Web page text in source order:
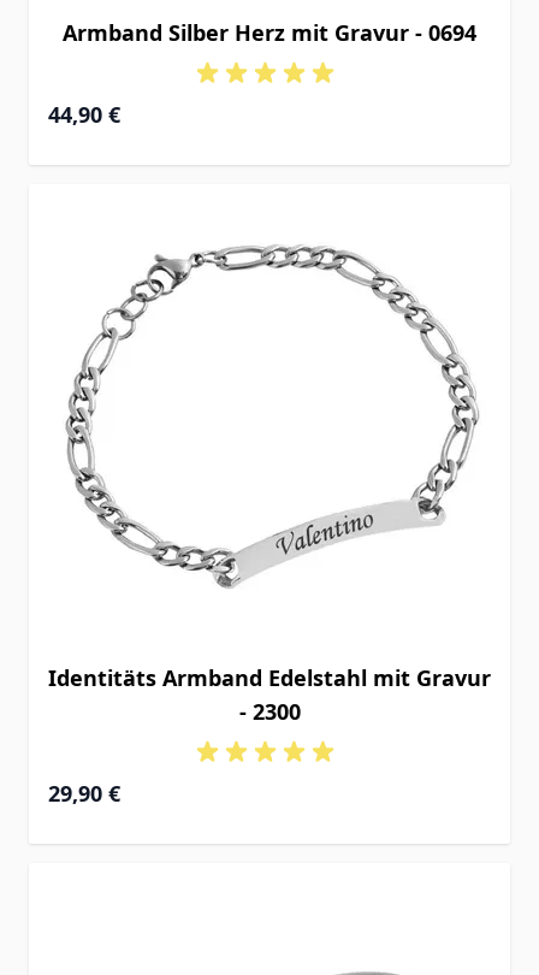
Armband Silber Herz mit Gravur - 0694
Ab
44,90 €
Identitäts Armband Edelstahl mit Gravur
- 2300
29,90 €